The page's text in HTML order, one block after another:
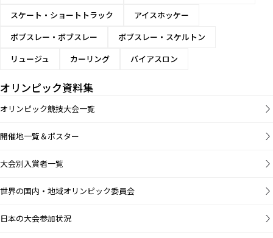
スケート・ショートトラック
アイスホッケー
ボブスレー・ボブスレー
ボブスレー・スケルトン
リュージュ
カーリング バイアスロン
オリンピック資料集
オリンピック競技大会一覧
開催地一覧＆ポスター
大会別入賞者一覧
世界の国内・地域オリンピック委員会
日本の大会参加状況